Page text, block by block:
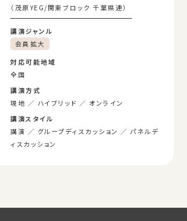
（茂原YEG/関東ブロック 千葉県連）
講演ジャンル
会員拡大
対応可能地域
全国
講演方式
現地
ハイブリッド
オンライン
講演スタイル
講演
グループディスカッション
パネルデ
ィスカッション